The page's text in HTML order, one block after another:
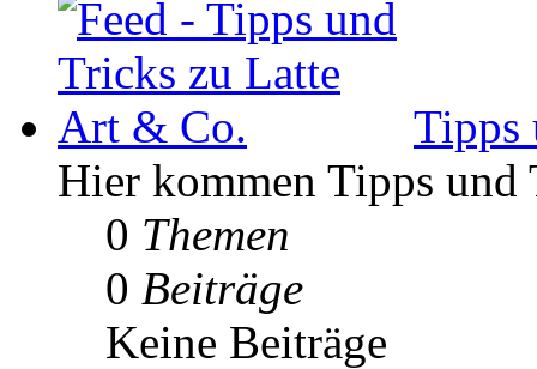
Tipps
Hier kommen Tipps
0 Themen
0 Beiträge
Keine Beiträge